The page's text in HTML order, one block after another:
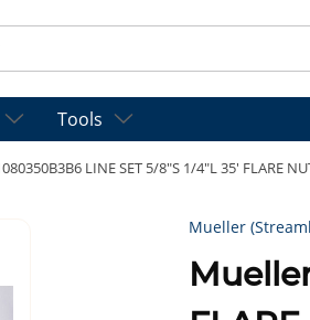
Tools
LINE SET 5/8"S 1/4"L 35' FLARE
Mueller